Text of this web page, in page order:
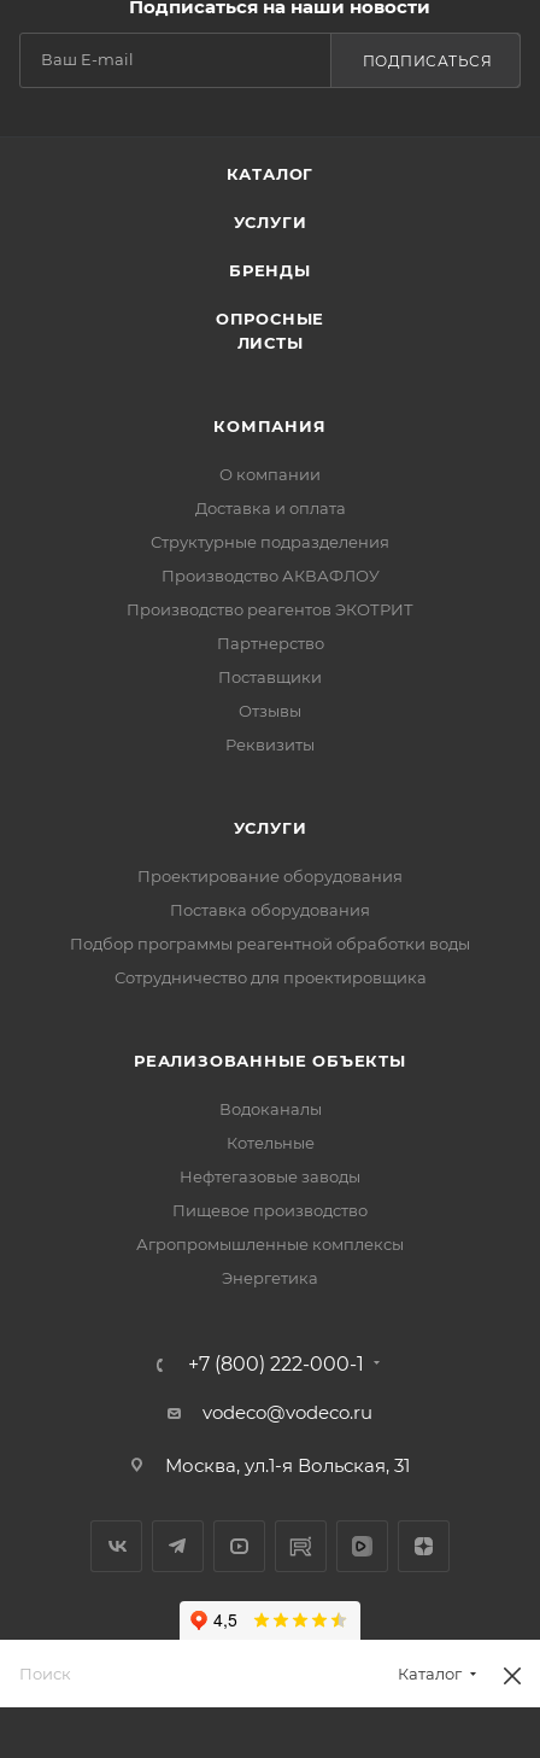
Подписаться на наши новости
ПОДПИСАТЬСЯ
КАТАЛОГ
УСЛУГИ
БРЕНДЫ
ОПРОСНЫЕ
ЛИСТЫ
КОМПАНИЯ
О компании
Доставка и оплата
Структурные подразделения
Производство АКВАФЛОУ
Производство реагентов ЭКОТРИТ
Партнерство
Поставщики
Отзывы
Реквизиты
УСЛУГИ
Проектирование оборудования
Поставка оборудования
Подбор программы реагентной обработки воды
Сотрудничество для проектировщика
РЕАЛИЗОВАННЫЕ ОБЪЕКТЫ
Водоканалы
Котельные
Нефтегазовые заводы
Пищевое производство
Агропромышленные комплексы
Энергетика
+7 (800) 222-000-1
vodeco@vodeco.ru
Москва, ул.1-я Вольская, 31
Каталог